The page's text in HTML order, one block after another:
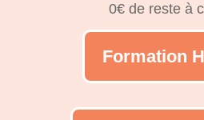
0€ de reste à
Formation